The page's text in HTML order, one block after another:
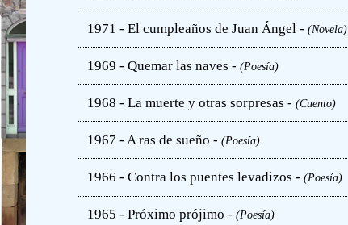
1971 - El cumpleaños de Juan Ángel - (Novela)
1969 - Quemar las naves - (Poesía)
1968 - La muerte y otras sorpresas - (Cuento)
1967 - A ras de sueño - (Poesía)
1966 - Contra los puentes levadizos - (Poesía)
1965 - Próximo prójimo - (Poesía)